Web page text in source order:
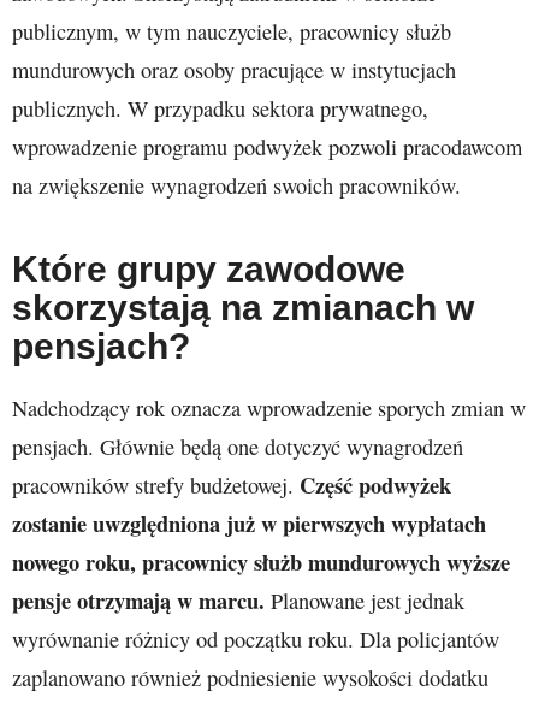
publicznym, w tym nauczyciele, pracownicy służb
mundurowych oraz osoby pracujące w instytucjach
publicznych. W przypadku sektora prywatnego,
wprowadzenie programu podwyżek pozwoli pracodawcom
na zwiększenie wynagrodzeń swoich pracowników.
Które grupy zawodowe
skorzystają na zmianach w
pensjach?
Nadchodzący rok oznacza wprowadzenie sporych zmian w
pensjach. Głównie będą one dotyczyć wynagrodzeń
pracowników strefy budżetowej. Część podwyżek
zostanie uwzględniona już w pierwszych wypłatach
nowego roku, pracownicy służb mundurowych wyższe
pensje otrzymają w marcu. Planowane jest jednak
wyrównanie różnicy od początku roku. Dla policjantów
zaplanowano również podniesienie wysokości dodatku